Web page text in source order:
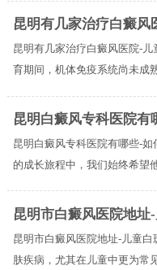
昆明有几家治疗白癜
昆明有几家治疗白癜风医院-
育期间，机体免疫系统尚未成
昆明白癜风专科医院有
昆明白癜风专科医院有哪些-
的成长旅程中，我们始终希望
昆明市白癜风医院地址
昆明市白癜风医院地址-儿童
肤疾病，尤其在儿童中更为常